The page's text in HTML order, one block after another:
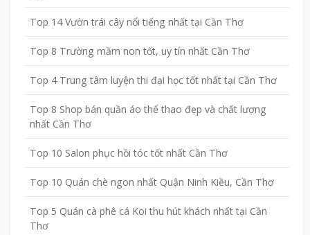
Top 14 Vườn trái cây nổi tiếng nhất tại Cần Thơ
Top 8 Trường mầm non tốt, uy tín nhất Cần Thơ
Top 4 Trung tâm luyện thi đại học tốt nhất tại Cần Thơ
Top 8 Shop bán quần áo thể thao đẹp và chất lượng
nhất Cần Thơ
Top 10 Salon phục hồi tóc tốt nhất Cần Thơ
Top 10 Quán chè ngon nhất Quận Ninh Kiều, Cần Thơ
Top 5 Quán cà phê cá Koi thu hút khách nhất tại Cần
Thơ